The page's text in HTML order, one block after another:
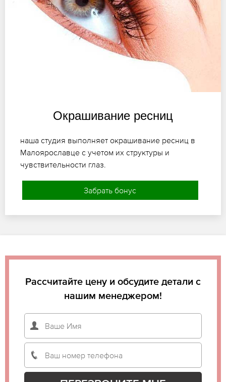
Окрашивание ресниц
наша студия выполняет окрашивание ресниц в
Малоярославце с учетом их структуры и
чувствительности глаз.
Забрать бонус
Рассчитайте цену и обсудите детали с
нашим менеджером!